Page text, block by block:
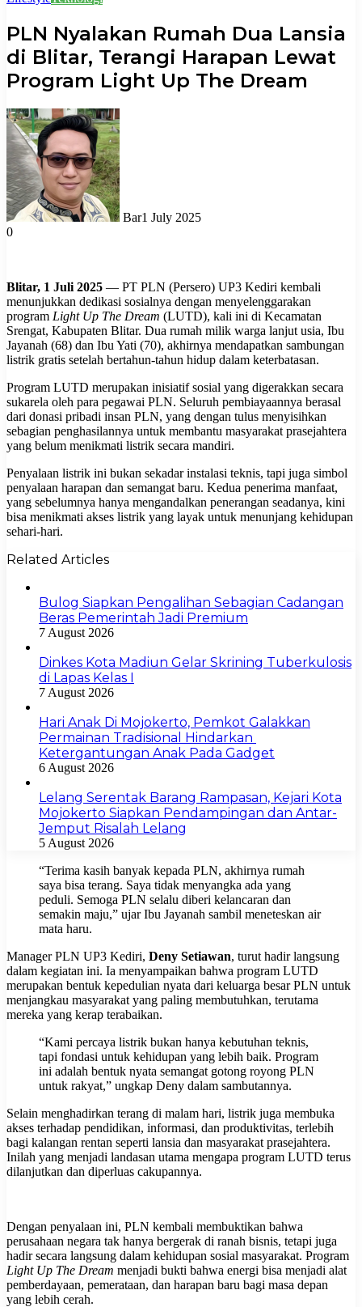
PLN Nyalakan Rumah Dua Lansia
di Blitar, Terangi Harapan Lewat
Program Light Up The Dream
Bar1 July 2025
0
Blitar, 1 Juli 2025 — PT PLN (Persero) UP3 Kediri kembali
menunjukkan dedikasi sosialnya dengan menyelenggarakan
program Light Up The Dream (LUTD), kali ini di Kecamatan
Srengat, Kabupaten Blitar. Dua rumah milik warga lanjut usia, Ibu
Jayanah (68) dan Ibu Yati (70), akhirnya mendapatkan sambungan
listrik gratis setelah bertahun-tahun hidup dalam keterbatasan.
Program LUTD merupakan inisiatif sosial yang digerakkan secara
sukarela oleh para pegawai PLN. Seluruh pembiayaannya berasal
dari donasi pribadi insan PLN, yang dengan tulus menyisihkan
sebagian penghasilannya untuk membantu masyarakat prasejahtera
yang belum menikmati listrik secara mandiri.
Penyalaan listrik ini bukan sekadar instalasi teknis, tapi juga simbol
penyalaan harapan dan semangat baru. Kedua penerima manfaat,
yang sebelumnya hanya mengandalkan penerangan seadanya, kini
bisa menikmati akses listrik yang layak untuk menunjang kehidupan
sehari-hari.
Related Articles
Bulog Siapkan Pengalihan Sebagian Cadangan
Beras Pemerintah Jadi Premium
7 August 2026
Dinkes Kota Madiun Gelar Skrining Tuberkulosis
di Lapas Kelas I
7 August 2026
Hari Anak Di Mojokerto, Pemkot Galakkan
Permainan Tradisional Hindarkan
Ketergantungan Anak Pada Gadget
6 August 2026
Lelang Serentak Barang Rampasan, Kejari Kota
Mojokerto Siapkan Pendampingan dan Antar-
Jemput Risalah Lelang
5 August 2026
“Terima kasih banyak kepada PLN, akhirnya rumah
saya bisa terang. Saya tidak menyangka ada yang
peduli. Semoga PLN selalu diberi kelancaran dan
semakin maju,” ujar Ibu Jayanah sambil meneteskan air
mata haru.
Manager PLN UP3 Kediri, Deny Setiawan, turut hadir langsung
dalam kegiatan ini. Ia menyampaikan bahwa program LUTD
merupakan bentuk kepedulian nyata dari keluarga besar PLN untuk
menjangkau masyarakat yang paling membutuhkan, terutama
mereka yang kerap terabaikan.
“Kami percaya listrik bukan hanya kebutuhan teknis,
tapi fondasi untuk kehidupan yang lebih baik. Program
ini adalah bentuk nyata semangat gotong royong PLN
untuk rakyat,” ungkap Deny dalam sambutannya.
Selain menghadirkan terang di malam hari, listrik juga membuka
akses terhadap pendidikan, informasi, dan produktivitas, terlebih
bagi kalangan rentan seperti lansia dan masyarakat prasejahtera.
Inilah yang menjadi landasan utama mengapa program LUTD terus
dilanjutkan dan diperluas cakupannya.
Dengan penyalaan ini, PLN kembali membuktikan bahwa
perusahaan negara tak hanya bergerak di ranah bisnis, tetapi juga
hadir secara langsung dalam kehidupan sosial masyarakat. Program
Light Up The Dream menjadi bukti bahwa energi bisa menjadi alat
pemberdayaan, pemerataan, dan harapan baru bagi masa depan
yang lebih cerah.